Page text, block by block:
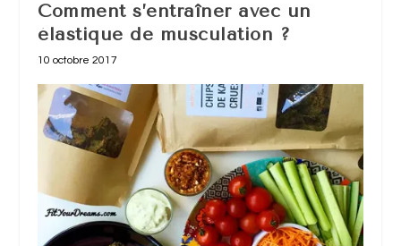
Comment s’entraîner avec un
élastique de musculation ?
10 octobre 2017